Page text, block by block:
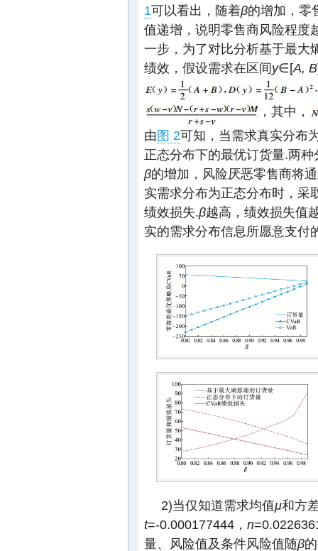
1可以看出，随着β的增加，零
值递增，说明零售商风险程度
一步，为了对比分析基于最大
绩效，假设需求在区间y∈[A, B
，其中，
由图 2可知，当需求真实分布
正态分布下的最优订货量.两
β的增加，风险厌恶零售商将
实需求分布为正态分布时，采
绩效损失.β越高，绩效损失值
实的需求分布信息所愿意支付
2)当仅知道需求均值μ和方
t=-0.000177444， n
量、风险值及条件风险值随β